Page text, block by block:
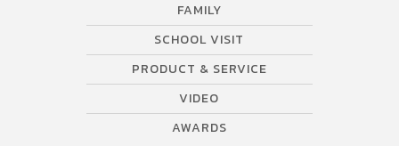
FAMILY
SCHOOL VISIT
PRODUCT & SERVICE
VIDEO
AWARDS